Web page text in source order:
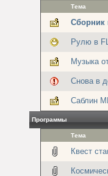
Тема
Сборник
Рулю в
Музыка
Снова в
Саблин
Программы
Тема
Квест